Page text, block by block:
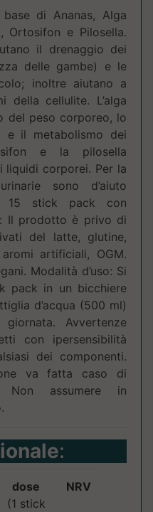
di Ananas, Alga
Ortosifon e Pilosella.
il drenaggio dei
delle gambe) e le
inoltre aiutano a
della cellulite. L’alga
del peso corporeo, lo
e il metabolismo dei
e la pilosella
liquidi corporei. Per la
sono d’aiuto
15 stick pack con
Il prodotto è privo di
del latte, glutine,
artificiali, OGM.
Modalità d’uso: Si
pack in un bicchiere
d’acqua (500 ml)
Avvertenze
con ipersensibilità
dei componenti.
va fatta caso di
Non assumere in
:
dose
(1 stick
NRV